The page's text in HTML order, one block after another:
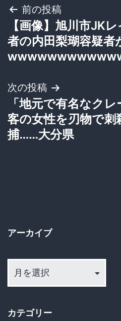
投
稿
ナ
ビ
ゲ
ー
前の投稿
【画像】旭川市JK
者の内田梨瑚容疑者
次の投稿
「地元で有名なク
客の女性を刃物で刺
捕……大分県
アーカイブ
カ
ブ
カテゴリー